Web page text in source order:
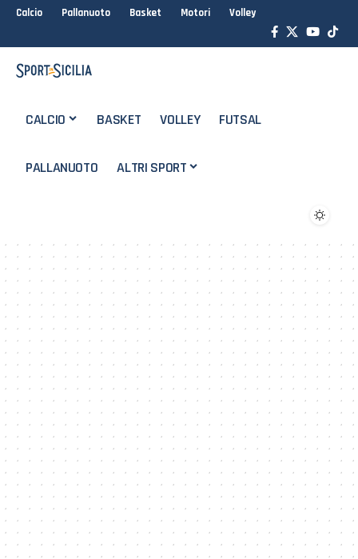
Calcio Pallanuoto Basket Motori Volley
CALCIO BASKET VOLLEY FUTSAL
PALLANUOTO ALTRI SPORT